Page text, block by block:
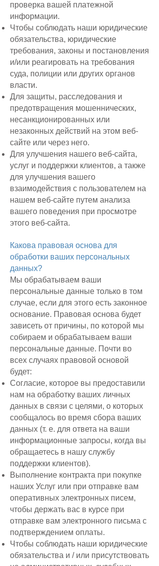
проверка вашей платежной
информации.
Чтобы соблюдать наши юридические
обязательства, юридические
требования, законы и постановления
и/или реагировать на требования
суда, полиции или других органов
власти.
Для защиты, расследования и
предотвращения мошеннических,
несанкционированных или
незаконных действий на этом веб-
сайте или через него.
Для улучшения нашего веб-сайта,
услуг и поддержки клиентов, а также
для улучшения вашего
взаимодействия с пользователем на
нашем веб-сайте путем анализа
вашего поведения при просмотре
этого веб-сайта.
Какова правовая основа для
обработки ваших персональных
данных?
Мы обрабатываем ваши
персональные данные только в том
случае, если для этого есть законное
основание. Правовая основа будет
зависеть от причины, по которой мы
собираем и обрабатываем ваши
персональные данные. Почти во
всех случаях правовой основой
будет:
Согласие, которое вы предоставили
нам на обработку ваших личных
данных в связи с целями, о которых
сообщалось во время сбора ваших
данных (т. е. для ответа на ваши
информационные запросы, когда вы
обращаетесь в нашу службу
поддержки клиентов).
Выполнение контракта при покупке
наших Услуг или при отправке вам
оперативных электронных писем,
чтобы держать вас в курсе при
отправке вам электронного письма с
подтверждением оплаты.
Чтобы соблюдать наши юридические
обязательства и / или присутствовать